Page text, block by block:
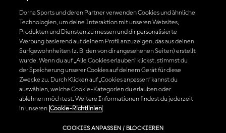
Geschäftsbedingungen
Datenschutzrichtlinien
Kaufrichtlinie
Die offizielle MotoGP™ App herunterladen
© 2026 MotoGP Sports Entertainment Group. Alle Rechte vorbehalten.
Dorna Sports und deren Partner verwenden Cookies und ähnliche
Technologien, um deine Interaktion mit unseren Websites,
Produkten und Diensten zu messen und dir personalisierte
Werbung basierend auf deinem Profil anzuzeigen, das aus deinen
Surfgewohnheiten (z. B. den von dir angesehenen Seiten) erstellt
wurde. Wenn du auf „Alle Cookies erlauben“ klickst, stimmst du
der Speicherung unserer Cookies auf deinem Gerät für diese
Zwecke zu. Durch Klicken auf „Cookies anpassen“ kannst du
auswählen, welche Cookie-Kategorien du erlauben oder
ablehnen möchtest. Weitere Informationen findest du jederzeit
in unseren Cookie-Richtlinien
COOKIES ANPASSEN / BLOCKIEREN